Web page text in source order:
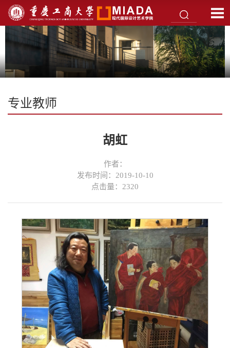
专业教师
胡虹
作者：
发布时间：2019-10-10
点击量： 2320